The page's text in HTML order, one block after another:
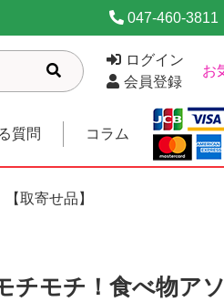
047-460-3811
ログイン
会員登録
お
質問 コラム
取寄せ品】
チモチ！食べ物